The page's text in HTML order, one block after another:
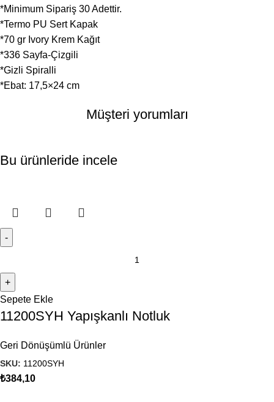
*Minimum Sipariş 30 Adettir.
*Termo PU Sert Kapak
*70 gr Ivory Krem Kağıt
*336 Sayfa-Çizgili
*Gizli Spiralli
*Ebat: 17,5×24 cm
Müşteri yorumları
Bu ürünleride incele
Sepete Ekle
11200SYH Yapışkanlı Notluk
Geri Dönüşümlü Ürünler
SKU: 11200SYH
₺384,10